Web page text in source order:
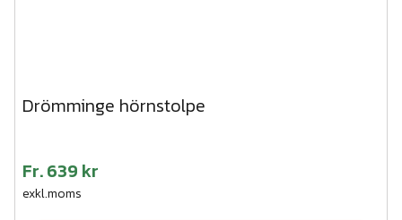
Drömminge hörnstolpe
Fr.639 kr
exkl.moms